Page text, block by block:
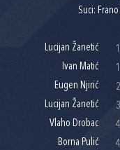
Suci:
Lucijan Žanetić
Ivan Matić
Eugen Njirić
Lucijan Žanetić
Vlaho Drobac
Borna Pulić